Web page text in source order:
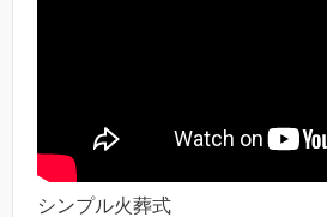
シンプル火葬式